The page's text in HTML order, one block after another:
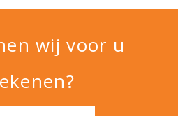
wij voor u